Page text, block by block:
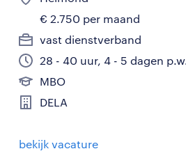
€ 2.750 per maand
vast dienstverband
28 - 40 uur, 4 - 5 dagen p.w.
MBO
DELA
bekijk vacature